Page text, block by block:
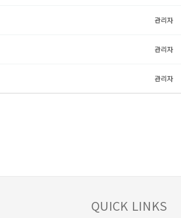
관리자
관리자
관리자
QUICK LINKS